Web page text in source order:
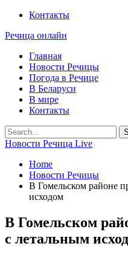
Контакты
Речица онлайн
Главная
Новости Речицы
Погода в Речице
В Беларуси
В мире
Контакты
Новости Речица Live
Home
Новости Речицы
В Гомельском районе
исходом
В Гомельском
с летальным